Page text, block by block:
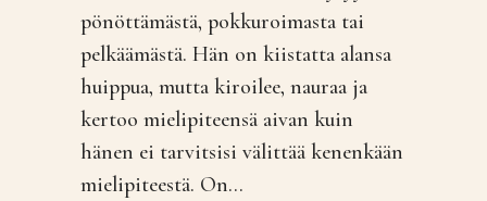
pönöttämästä, pokkuroimasta tai
pelkäämästä. Hän on kiistatta alansa
huippua, mutta kiroilee, nauraa ja
kertoo mielipiteensä aivan kuin
hänen ei tarvitsisi välittää kenenkään
mielipiteestä. On...